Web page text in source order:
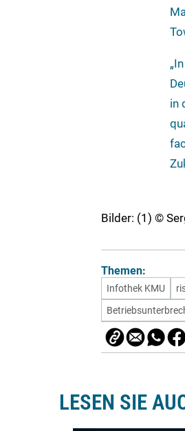
in
Bilder: (1) ©
Themen:
Infothek KMU
LESEN SIE